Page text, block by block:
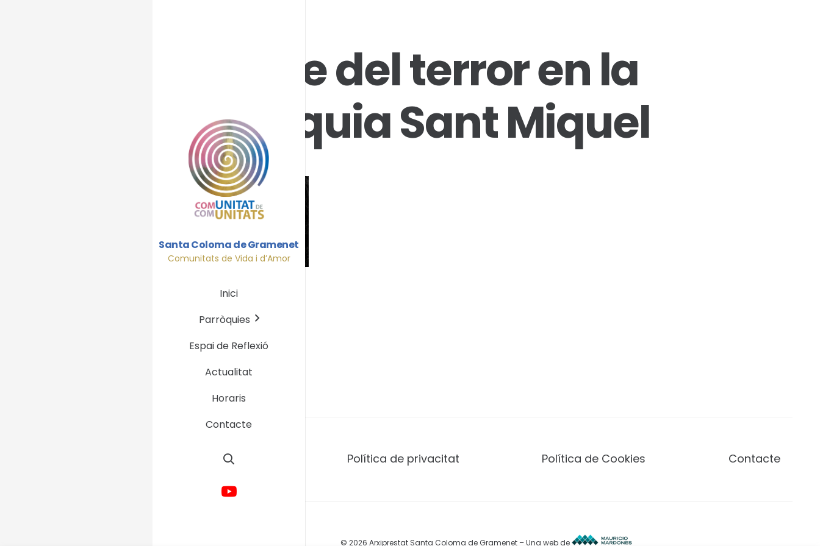
Santa Coloma de Gramenet
Comunitats de Vida i d’Amor
Inici
Parròquies
Espai de Reflexió
Actualitat
Horaris
Contacte
pasaje del terror en la
Parròquia Sant Miquel
Parròquia Sant Miquel
Avís Legal Política de privacitat Política de Cookies Contacte
© 2026 Arxiprestat Santa Coloma de Gramenet – Una web de